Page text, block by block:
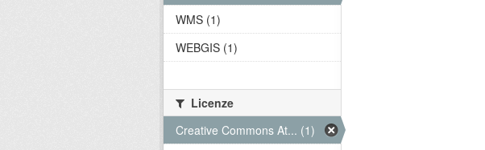
WMS (1)
WEBGIS (1)
Licenze
Creative Commons At... (1)